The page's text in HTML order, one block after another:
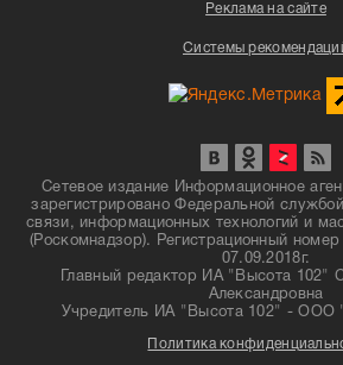
Реклама на сайте
Системы
Сетевое издание Информационное
зарегистрировано Федеральной
связи, информационных технологий и
(Роскомнадзор). Регистрационный
07.09.2018г.
Главный редактор ИА "Высота 102"
Александровна
Учредитель ИА "Высота 102" -
Политика